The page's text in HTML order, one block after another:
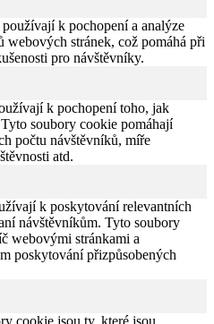
k pochopení a analýze
stránek, což pomáhá při
pro návštěvníky.
k pochopení toho, jak
soubory cookie pomáhají
počtu návštěvníků, míře
atd.
k poskytování relevantních
návštěvníkům. Tyto soubory
webovými stránkami a
poskytování přizpůsobených
cookie jsou ty, které jsou